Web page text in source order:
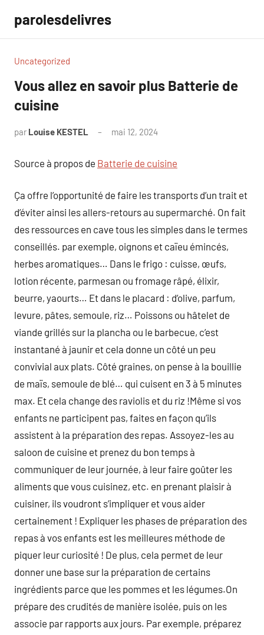
contenu
parolesdelivres
Uncategorized
Vous allez en savoir plus Batterie de
cuisine
par Louise KESTEL mai 12, 2024
Source à propos de Batterie de cuisine
Ça offre l’opportunité de faire les transports d’un trait et
d’éviter ainsi les allers-retours au supermarché. On fait
des ressources en cave tous les simples dans le termes
conseillés. par exemple, oignons et caïeu émincés,
herbes aromatiques… Dans le frigo : cuisse, œufs,
lotion récente, parmesan ou fromage râpé, élixir,
beurre, yaourts… Et dans le placard : d’olive, parfum,
levure, pâtes, semoule, riz… Poissons ou hâtelet de
viande grillés sur la plancha ou le barbecue, c’est
instantané à jaunir et cela donne un côté un peu
convivial aux plats. Côté graines, on pense à la bouillie
de maïs, semoule de blé… qui cuisent en 3 à 5 minutes
max. Et cela change des raviolis et du riz !Même si vos
enfants ne participent pas, faites en façon qu’ils
assistent à la préparation des repas. Assoyez-les au
saloon de cuisine et prenez du bon temps à
communiquer de leur journée, à leur faire goûter les
aliments que vous cuisinez, etc. en prenant plaisir à
cuisiner, ils voudront s’impliquer et vous aider
certainement ! Expliquer les phases de préparation des
repas à vos enfants est les meilleures méthode de
piquer leur curiosité ! De plus, cela permet de leur
donner une base sur la préparation de certains
ingrédients parce que les pommes et les légumes.On
prépare des crudités de manière isolée, puis on les
associe par rapports aux jours. Par exemple, préparez